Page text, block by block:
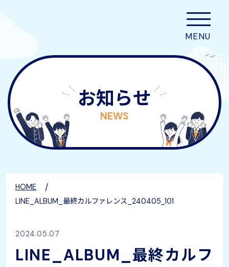
お知らせ
NEWS
HOME /
LINE_ALBUM_最終カルファレンス_240405_101
2024.05.07
LINE_ALBUM_最終カルフ